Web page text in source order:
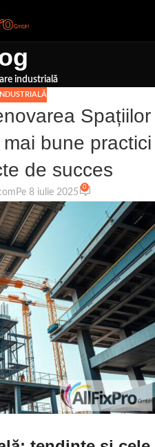
industrială
Spațiilor
bune practici
de succes
Pe 8 iulie 2025
0